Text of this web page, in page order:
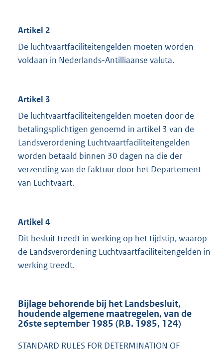
Artikel 2
De luchtvaartfaciliteitengelden moeten worden
voldaan in Nederlands-Antilliaanse valuta.
Artikel 3
De luchtvaartfaciliteitengelden moeten door de
betalingsplichtigen genoemd in artikel 3 van de
Landsverordening Luchtvaartfaciliteitengelden
worden betaald binnen 30 dagen na die der
verzending van de faktuur door het Departement
van Luchtvaart.
Artikel 4
Dit besluit treedt in werking op het tijdstip, waarop
de Landsverordening Luchtvaartfaciliteitengelden in
werking treedt.
Bijlage behorende bij het Landsbesluit,
houdende algemene maatregelen, van de
26ste september 1985 (P.B. 1985, 124)
STANDARD RULES FOR DETERMINATION OF